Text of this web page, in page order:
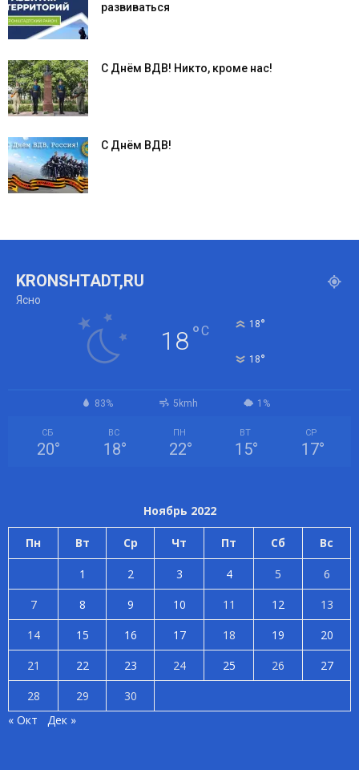
развиваться
С Днём ВДВ! Никто, кроме нас!
С Днём ВДВ!
KRONSHTADT,RU
Ясно
18°C 18°
18°
83% 5kmh 1%
СБ
20°
ВС
18°
ПН
22°
ВТ
15°
СР
17°
Ноябрь 2022
Пн Вт Ср Чт Пт Сб Вс
1 2 3 4 5
6
7
8 9 10 11 12
13
14
15 16 17 18 19
20
21
22 23 24 25 26
27
28
29
30
« Окт
Дек »